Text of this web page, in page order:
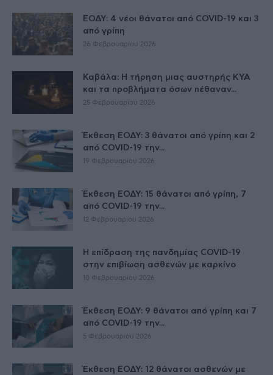
ΕΟΔΥ: 4 νέοι θάνατοι από COVID-19 και 3
από γρίπη
26 Φεβρουαρίου 2026
Καβάλα: Η τήρηση μιας αυστηρής ΚΥΑ
και τα προβλήματα όσων πέθαναν...
25 Φεβρουαρίου 2026
Έκθεση ΕΟΔΥ: 3 θάνατοι από γρίπη και 2
από COVID-19 την...
19 Φεβρουαρίου 2026
Έκθεση ΕΟΔΥ: 15 θάνατοι από γρίπη, 7
από COVID-19 την...
12 Φεβρουαρίου 2026
Η επίδραση της πανδημίας COVID-19
στην επιβίωση ασθενών με καρκίνο
10 Φεβρουαρίου 2026
Έκθεση ΕΟΔΥ: 9 θάνατοι από γρίπη και 7
από COVID-19 την...
5 Φεβρουαρίου 2026
Έκθεση ΕΟΔΥ: 12 θάνατοι ασθενών με